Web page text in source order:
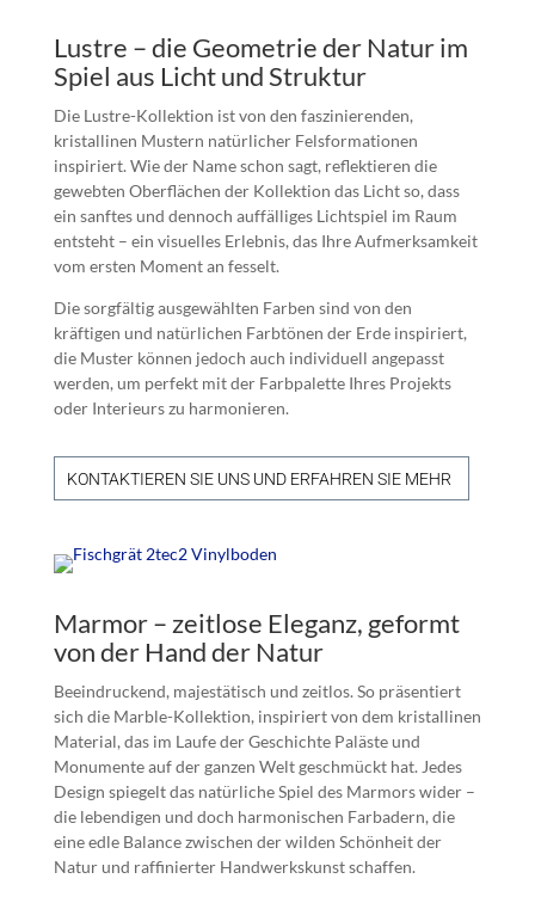
Lustre – die Geometrie der Natur im
Spiel aus Licht und Struktur
Die Lustre-Kollektion ist von den faszinierenden,
kristallinen Mustern natürlicher Felsformationen
inspiriert. Wie der Name schon sagt, reflektieren die
gewebten Oberflächen der Kollektion das Licht so, dass
ein sanftes und dennoch auffälliges Lichtspiel im Raum
entsteht – ein visuelles Erlebnis, das Ihre Aufmerksamkeit
vom ersten Moment an fesselt.
Die sorgfältig ausgewählten Farben sind von den
kräftigen und natürlichen Farbtönen der Erde inspiriert,
die Muster können jedoch auch individuell angepasst
werden, um perfekt mit der Farbpalette Ihres Projekts
oder Interieurs zu harmonieren.
KONTAKTIEREN SIE UNS UND ERFAHREN SIE MEHR
Marmor – zeitlose Eleganz, geformt
von der Hand der Natur
Beeindruckend, majestätisch und zeitlos. So präsentiert
sich die Marble-Kollektion, inspiriert von dem kristallinen
Material, das im Laufe der Geschichte Paläste und
Monumente auf der ganzen Welt geschmückt hat. Jedes
Design spiegelt das natürliche Spiel des Marmors wider –
die lebendigen und doch harmonischen Farbadern, die
eine edle Balance zwischen der wilden Schönheit der
Natur und raffinierter Handwerkskunst schaffen.